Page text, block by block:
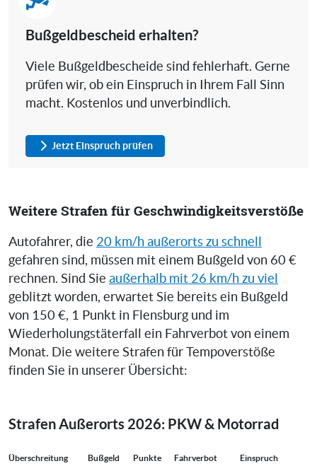
Bußgeldbescheid erhalten?
Viele Bußgeldbescheide sind fehlerhaft. Gerne
prüfen wir, ob ein Einspruch in Ihrem Fall Sinn
macht. Kostenlos und unverbindlich.
Jetzt Einspruch prüfen
Weitere Strafen für Geschwindigkeitsverstöße
Autofahrer, die 20 km/h außerorts zu schnell
gefahren sind, müssen mit einem Bußgeld von 60 €
rechnen. Sind Sie außerhalb mit 26 km/h zu viel
geblitzt worden, erwartet Sie bereits ein Bußgeld
von 150 €, 1 Punkt in Flensburg und im
Wiederholungstäterfall ein Fahrverbot von einem
Monat. Die weitere Strafen für Tempoverstöße
finden Sie in unserer Übersicht:
Strafen Außerorts 2026: PKW & Motorrad
Überschreitung Bußgeld Punkte Fahrverbot Einspruch